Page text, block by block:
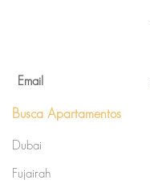
Email
Busca Apartamentos
Dubai
Fujairah